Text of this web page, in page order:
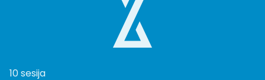
10 sesija